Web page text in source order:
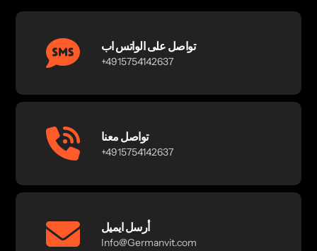
تواصل على الواتس اب
+4915754142637
تواصل معنا
+4915754142637
أرسل ايميل
Info@Germanvit.com